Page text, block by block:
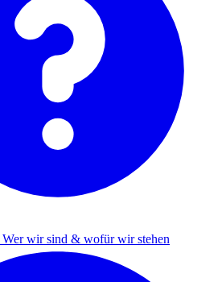
Wer wir sind & wofür wir stehen